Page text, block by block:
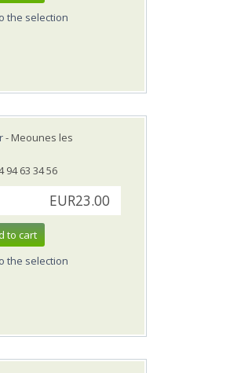
the selection
- Meounes les
94 63 34 56
EUR23.00
to cart
the selection